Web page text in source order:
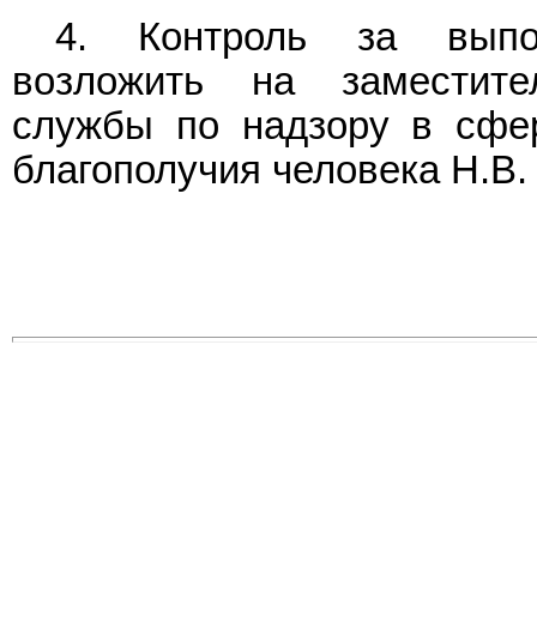
4. Контроль за
возложить на
службы по надзору в
благополучия человека